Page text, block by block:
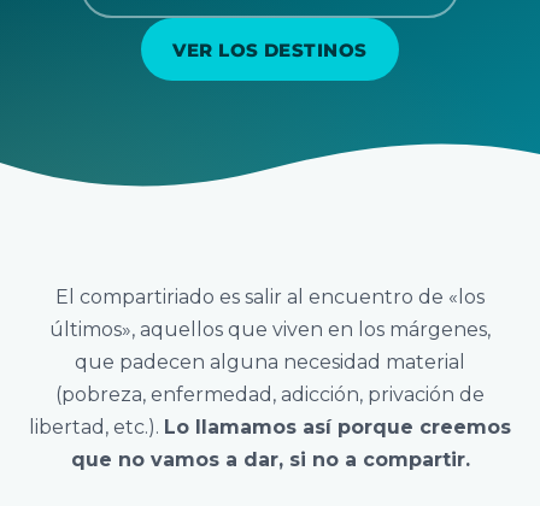
VER LOS DESTINOS
El compartiriado es salir al encuentro de «los
últimos», aquellos que viven en los márgenes,
que padecen alguna necesidad material
(pobreza, enfermedad, adicción, privación de
libertad, etc.). Lo llamamos así porque creemos
que no vamos a dar, si no a compartir.